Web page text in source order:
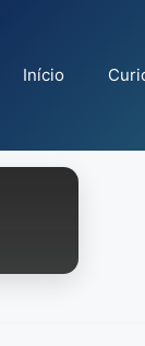
Início